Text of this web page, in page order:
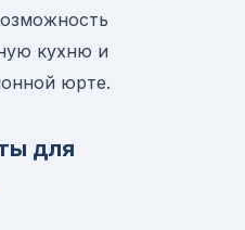
кухню и
юрте.
для